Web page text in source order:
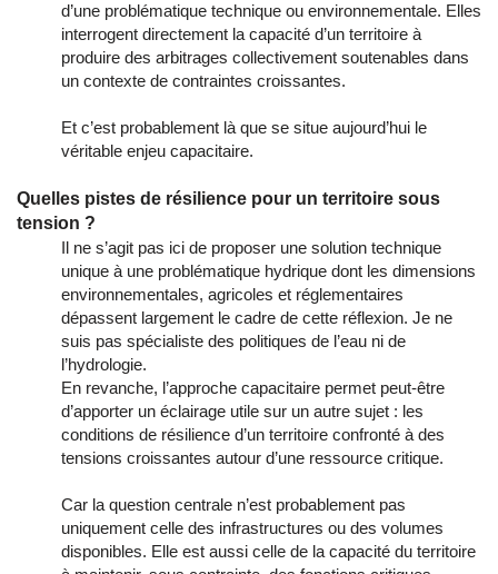
d’une problématique technique ou environnementale. Elles
interrogent directement la capacité d’un territoire à
produire des arbitrages collectivement soutenables dans
un contexte de contraintes croissantes.
Et c’est probablement là que se situe aujourd’hui le
véritable enjeu capacitaire.
Quelles pistes de résilience pour un territoire sous
tension ?
Il ne s’agit pas ici de proposer une solution technique
unique à une problématique hydrique dont les dimensions
environnementales, agricoles et réglementaires
dépassent largement le cadre de cette réflexion. Je ne
suis pas spécialiste des politiques de l’eau ni de
l’hydrologie.
En revanche, l’approche capacitaire permet peut-être
d’apporter un éclairage utile sur un autre sujet : les
conditions de résilience d’un territoire confronté à des
tensions croissantes autour d’une ressource critique.
Car la question centrale n’est probablement pas
uniquement celle des infrastructures ou des volumes
disponibles. Elle est aussi celle de la capacité du territoire